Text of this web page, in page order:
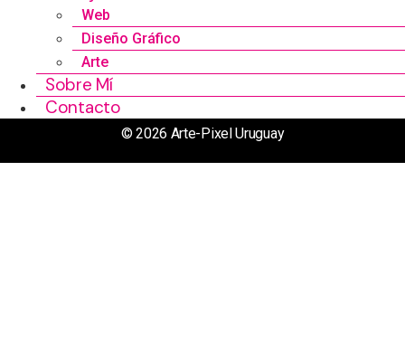
Web
Diseño Gráfico
Arte
Sobre Mí
Contacto
© 2026 Arte-Pixel Uruguay